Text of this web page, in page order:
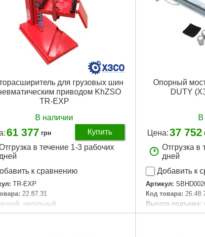
для грузовых шин
приводом KhZSO
TR-EXP
В наличии
61 377 грн
Купить
в течение 1-3 рабочих
к сравнению
TR-EXP
22.87.31
напольный
пневматический
Опорный
DUTY
В
Цена:37 752
Отгрузка в
дней
Добавить к
Артикул:
Код товара:
Высота подъема:
Высота подхвата: